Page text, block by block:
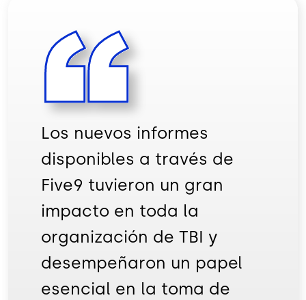
Los nuevos informes
disponibles a través de
Five9 tuvieron un gran
impacto en toda la
organización de TBI y
desempeñaron un papel
esencial en la toma de